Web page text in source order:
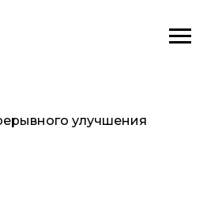
улучшения